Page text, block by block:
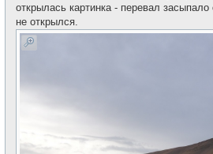
открылась картинка - перевал
не открылся.